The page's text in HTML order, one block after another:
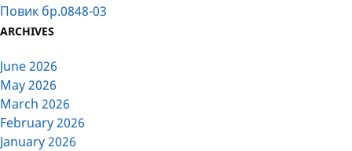
Повик бр.0848-03
ARCHIVES
June 2026
May 2026
March 2026
February 2026
January 2026